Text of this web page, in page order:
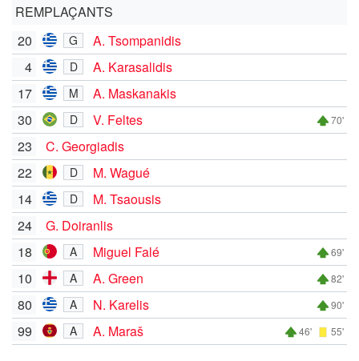
REMPLAÇANTS
20
G
A. Tsompanidis
4
D
A. Karasalidis
17
M
A. Maskanakis
30
D V. Feltes 70'
23
C. Georgiadis
22
D
M. Wagué
14
D
M. Tsaousis
24
G. Doiranlis
18
A Miguel Falé 69'
10 A A. Green 82'
80 A N. Karelis 90'
99 A A. Maraš 46' 55'